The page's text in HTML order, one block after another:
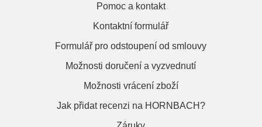
Pomoc a kontakt
Kontaktní formulář
Formulář pro odstoupení od smlouvy
Možnosti doručení a vyzvednutí
Možnosti vrácení zboží
Jak přidat recenzi na HORNBACH?